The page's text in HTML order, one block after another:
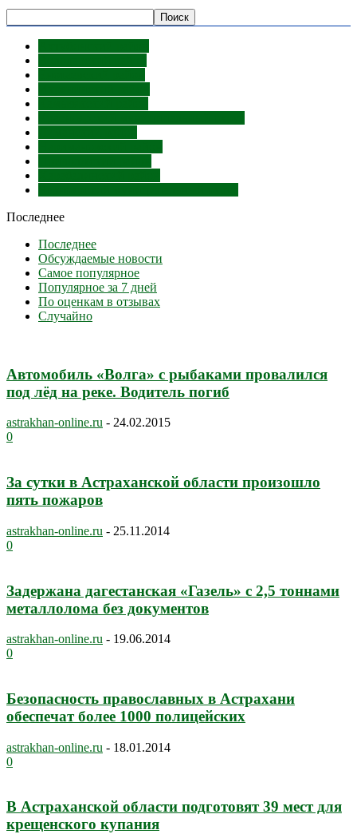
Последнее
Последнее
Обсуждаемые новости
Самое популярное
Популярное за 7 дней
По оценкам в отзывах
Случайно
Автомобиль «Волга» с рыбаками провалился
под лёд на реке. Водитель погиб
astrakhan-online.ru - 24.02.2015
0
За сутки в Астраханской области произошло
пять пожаров
astrakhan-online.ru - 25.11.2014
0
Задержана дагестанская «Газель» с 2,5 тоннами
металлолома без документов
astrakhan-online.ru - 19.06.2014
0
Безопасность православных в Астрахани
обеспечат более 1000 полицейских
astrakhan-online.ru - 18.01.2014
0
В Астраханской области подготовят 39 мест для
крещенского купания